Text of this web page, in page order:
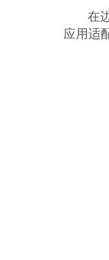
在边
应用适